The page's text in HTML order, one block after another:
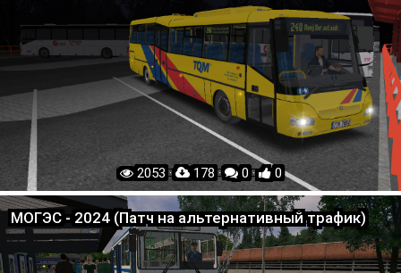
2053 · 178 · 0 · 0
МОГЭС - 2024 (Патч на альтернативный трафик)